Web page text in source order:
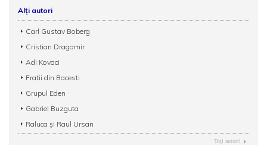
Alți autori
Carl Gustav Boberg
Cristian Dragomir
Adi Kovaci
Fratii din Bacesti
Grupul Eden
Gabriel Buzguta
Raluca şi Raul Ursan
Toţi autorii